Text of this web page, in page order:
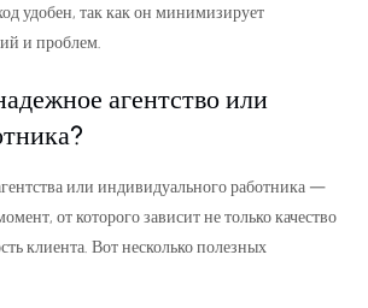
удобен, так как он минимизирует
и проблем.
агентство или
или индивидуального работника —
от которого зависит не только качество
клиента. Вот несколько полезных